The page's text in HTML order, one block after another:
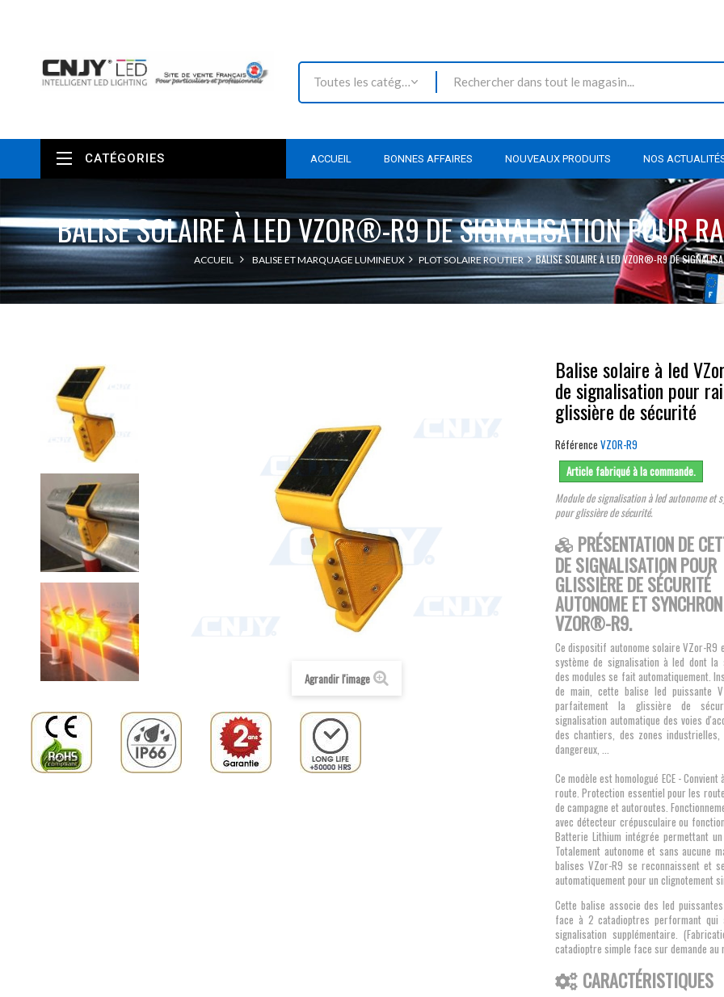
Toutes les catégories
ACCUEIL BONNES AFFAIRES NOUVEAUX PRODUITS NOS
CATÉGORIES
BALISE SOLAIRE À LED VZOR®-R9 DE SIGNALISATION POUR
ACCUEIL BALISE ET MARQUAGE LUMINEUX PLOT SOLAIRE ROUTIER BALISE SOLAIRE À LED VZOR®-R9 DE
Agrandir l'image
Balise solaire à led
de signalisation pour
glissière de sécurité
Référence VZOR-R9
Article fabriqué à la commande.
Module de signalisation à led autonome et
pour glissière de sécurité.
PRÉSENTATION DE
DE SIGNALISATION POUR
GLISSIÈRE DE SÉCURITÉ
AUTONOME ET
VZOR®-R9.
Ce dispositif autonome solaire VZor-R9
système de signalisation à led dont la
des modules se fait automatiquement.
de main, cette balise led puissante
parfaitement la glissière de
signalisation automatique des voies
des chantiers, des zones
dangereux, ...
Ce modèle est homologué ECE -
route. Protection essentiel pour les
de campagne et autoroutes.
avec détecteur crépusculaire ou
Batterie Lithium intégrée permettant
Totalement autonome et sans aucune
balises VZor-R9 se reconnaissent et
automatiquement pour un clignotement
Cette balise associe des led
face à 2 catadioptres performant qui
signalisation supplémentaire.
catadioptre simple face sur demande
CARACTÉRISTIQUES